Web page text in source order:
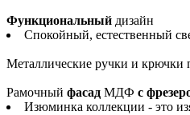
Функциональный дизайн
Спокойный, естественный
Металлические ручки и крючки
Рамочный фасад МДФ с
Изюминка коллекции - это